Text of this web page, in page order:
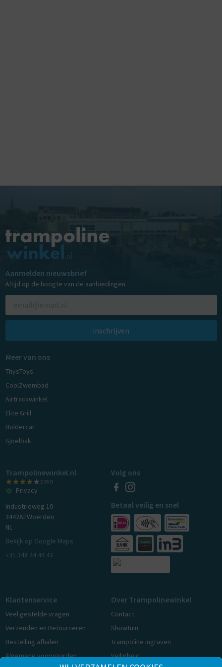
Aanmelden nieuwsbrief
Altijd op de hoogte van de aanbiedingen
inschrijven
Meer van ons
ThysToys
CoolZwembad
Airtrackwinkel
Elite Grill
Boldercar
Sjoelbak
Trampolinewinkel.nl
(1267)
Privacy
Industrieweg 10
3442AEWoerden
NL
Bekijk op Google Maps
+31 348 44 44 43
Volg ons
Betaal veilig en snel
Klantenservice
Veel gestelde vragen
Verzenden en Retourneren
Bestelling afhalen
Algemene voorwaarden
Over Trampolinewinkel
Contact
Showtuin
Trampoline ingraven
Veiligheid